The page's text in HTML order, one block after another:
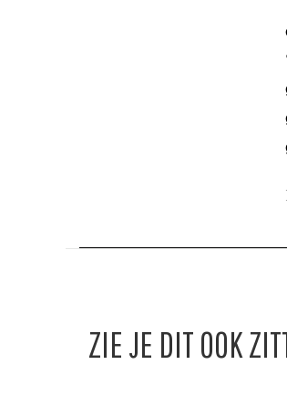
ZIE JE DIT OOK